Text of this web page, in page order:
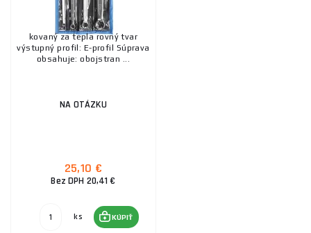
kovaný za tepla rovný tvar
výstupný profil: E-profil Súprava
obsahuje: obojstran ...
NA OTÁZKU
25,10 €
Bez DPH 20,41 €
ks KÚPIŤ